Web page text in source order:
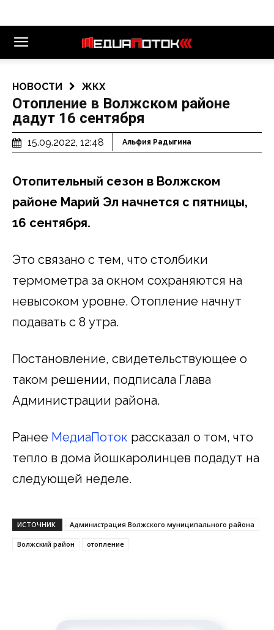
НОВОСТИ ЖКХ
Отопление в Волжском районе
дадут 16 сентября
15.09.2022, 12:48 Альфия Радыгина
Отопительный сезон в Волжском
районе Марий Эл начнется с пятницы,
16 сентября.
Это связано с тем, что столбики
термометра за окном сохраняются на
невысоком уровне. Отопление начнут
подавать с 8 утра.
Постановление, свидетельствующее о
таком решении, подписала Глава
Администрации района.
Ранее МедиаПоток рассказал о том, что
тепло в дома йошкаролинцев подадут на
следующей неделе.
ИСТОЧНИК Администрация Волжского муниципального района
Волжский район отопление